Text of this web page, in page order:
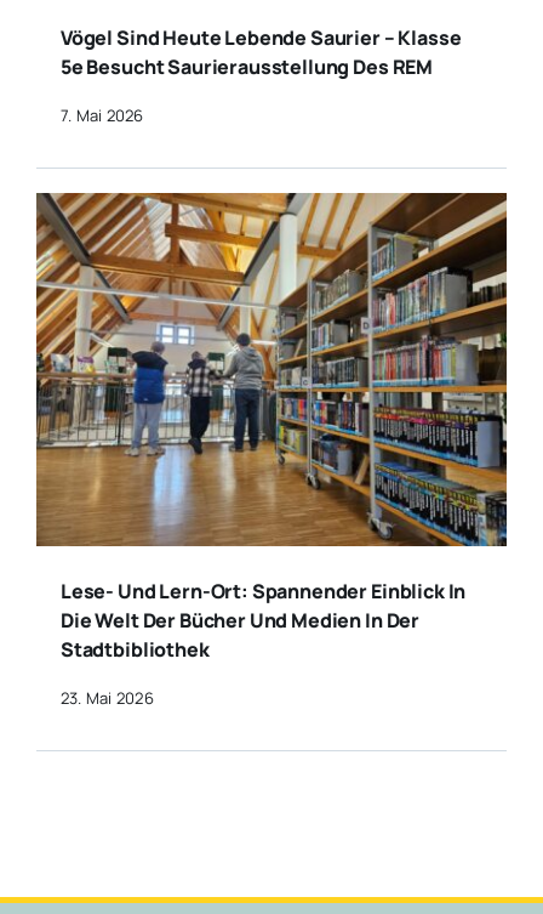
Vögel Sind Heute Lebende Saurier – Klasse
5e Besucht Saurierausstellung Des REM
7. Mai 2026
Lese- Und Lern-Ort: Spannender Einblick In
Die Welt Der Bücher Und Medien In Der
Stadtbibliothek
23. Mai 2026